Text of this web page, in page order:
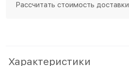
Рассчитать стоимость доставки
Характеристики